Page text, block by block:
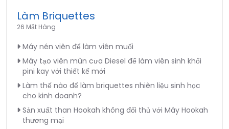
Làm Briquettes
26 Mặt Hàng
Máy nén viên để làm viên muối
Máy tạo viên mùn cưa Diesel để làm viên sinh khối
pini kay với thiết kế mới
Làm thế nào để làm briquettes nhiên liệu sinh học
cho kinh doanh?
Sản xuất than Hookah không đối thủ với Máy Hookah
thương mại